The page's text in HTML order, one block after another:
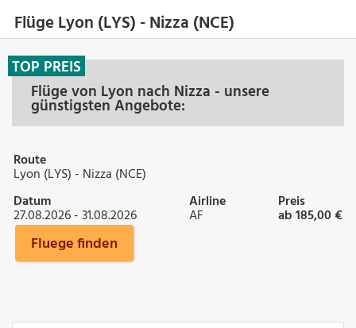
Flüge Lyon (LYS) - Nizza (NCE)
Flüge von Lyon nach Nizza - unsere
günstigsten Angebote:
TOP PREIS
Route
Lyon (LYS) - Nizza (NCE)
Datum
27.08.2026 - 31.08.2026
Airline
AF
Preis
ab 185,00 €
Fluege finden